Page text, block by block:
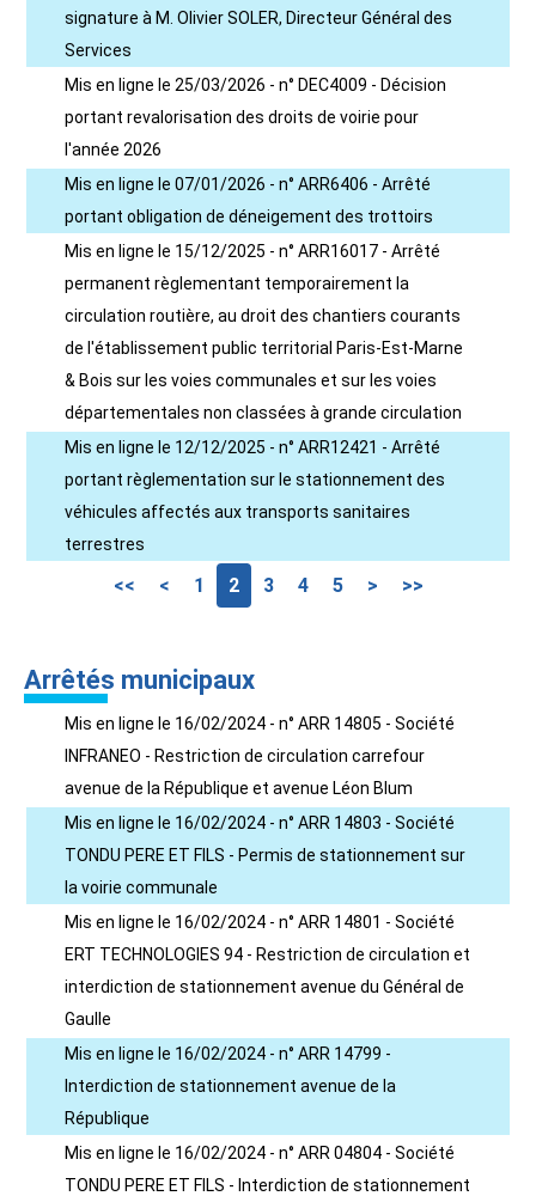
signature à M. Olivier SOLER, Directeur Général des
Services
Mis en ligne le 25/03/2026 - n° DEC4009 - Décision
portant revalorisation des droits de voirie pour
l'année 2026
Mis en ligne le 07/01/2026 - n° ARR6406 - Arrêté
portant obligation de déneigement des trottoirs
Mis en ligne le 15/12/2025 - n° ARR16017 - Arrêté
permanent règlementant temporairement la
circulation routière, au droit des chantiers courants
de l'établissement public territorial Paris-Est-Marne
& Bois sur les voies communales et sur les voies
départementales non classées à grande circulation
Mis en ligne le 12/12/2025 - n° ARR12421 - Arrêté
portant règlementation sur le stationnement des
véhicules affectés aux transports sanitaires
terrestres
<< < 1 2 3 4 5 > >>
Arrêtés municipaux
Mis en ligne le 16/02/2024 - n° ARR 14805 - Société
INFRANEO - Restriction de circulation carrefour
avenue de la République et avenue Léon Blum
Mis en ligne le 16/02/2024 - n° ARR 14803 - Société
TONDU PERE ET FILS - Permis de stationnement sur
la voirie communale
Mis en ligne le 16/02/2024 - n° ARR 14801 - Société
ERT TECHNOLOGIES 94 - Restriction de circulation et
interdiction de stationnement avenue du Général de
Gaulle
Mis en ligne le 16/02/2024 - n° ARR 14799 -
Interdiction de stationnement avenue de la
République
Mis en ligne le 16/02/2024 - n° ARR 04804 - Société
TONDU PERE ET FILS - Interdiction de stationnement